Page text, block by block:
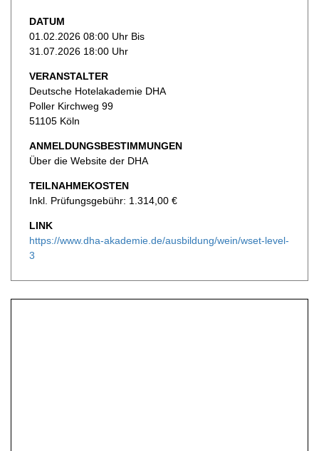
DATUM
01.02.2026 08:00 Uhr Bis
31.07.2026 18:00 Uhr
VERANSTALTER
Deutsche Hotelakademie DHA
Poller Kirchweg 99
51105 Köln
ANMELDUNGSBESTIMMUNGEN
Über die Website der DHA
TEILNAHMEKOSTEN
Inkl. Prüfungsgebühr: 1.314,00 €
LINK
https://www.dha-akademie.de/ausbildung/wein/wset-level-
3